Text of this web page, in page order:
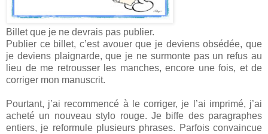
Billet que je ne devrais pas publier.
Publier ce billet, c’est avouer que je deviens obsédée, que
je deviens plaignarde, que je ne surmonte pas un refus au
lieu de me retrousser les manches, encore une fois, et de
corriger mon manuscrit.
Pourtant, j’ai recommencé à le corriger, je l’ai imprimé, j’ai
acheté un nouveau stylo rouge. Je biffe des paragraphes
entiers, je reformule plusieurs phrases. Parfois convaincue